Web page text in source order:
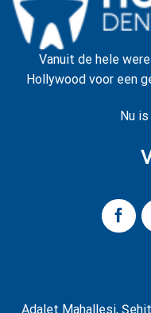
Vanuit de hele
Hollywood voor een
Nu
Adalet Mahallesi,